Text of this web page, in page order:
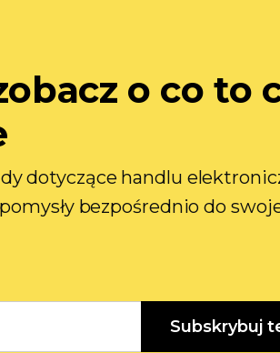
o co to
dotyczące handlu
bezpośrednio do
Subskrybuj